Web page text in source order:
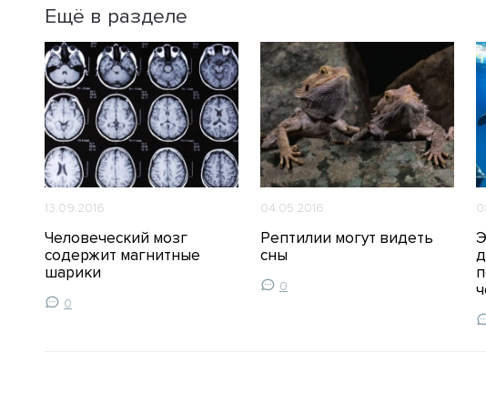
Ещё в разделе
13.09.2016
Человеческий мозг
содержит магнитные
шарики
0
04.05.2016
Рептилии могут видеть
сны
0